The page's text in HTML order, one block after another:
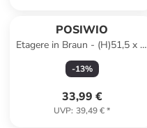
POSIWIO
Etagere in Braun - (H)51,5 x Ø
30 cm
-13%
33,99 €
UVP: 39,49 €*